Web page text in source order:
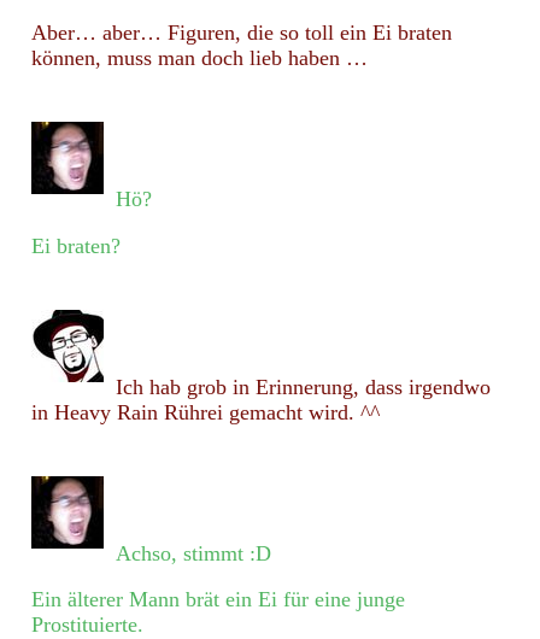
Aber… aber… Figuren, die so toll ein Ei braten
können, muss man doch lieb haben …
Hö?
Ei braten?
Ich hab grob in Erinnerung, dass irgendwo
in Heavy Rain Rührei gemacht wird. ^^
Achso, stimmt :D
Ein älterer Mann brät ein Ei für eine junge
Prostituierte.